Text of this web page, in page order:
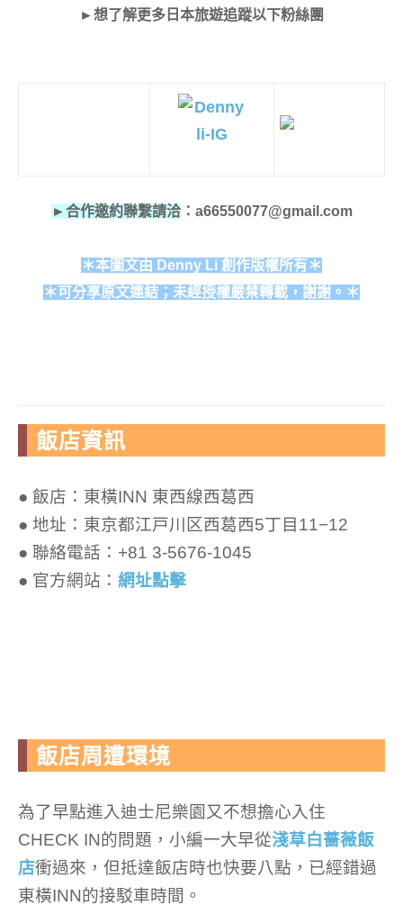
►想了解更多日本旅遊追蹤以下粉絲團
►合作邀約聯繫請洽：a66550077@gmail.com
＊本圖文由 Denny Li 創作版權所有＊
＊可分享原文連結；未經授權嚴禁轉載，謝謝。＊
飯店資訊
● 飯店：東橫INN 東西線西葛西
● 地址：東京都江戸川区西葛西5丁目11−12
● 聯絡電話：+81 3-5676-1045
● 官方網站： 網址點擊
飯店周遭環境
為了早點進入迪士尼樂園又不想擔心入住
CHECK IN的問題，小編一大早從淺草白薔薇飯
店衝過來，但抵達飯店時也快要八點，已經錯過
東橫INN的接駁車時間。